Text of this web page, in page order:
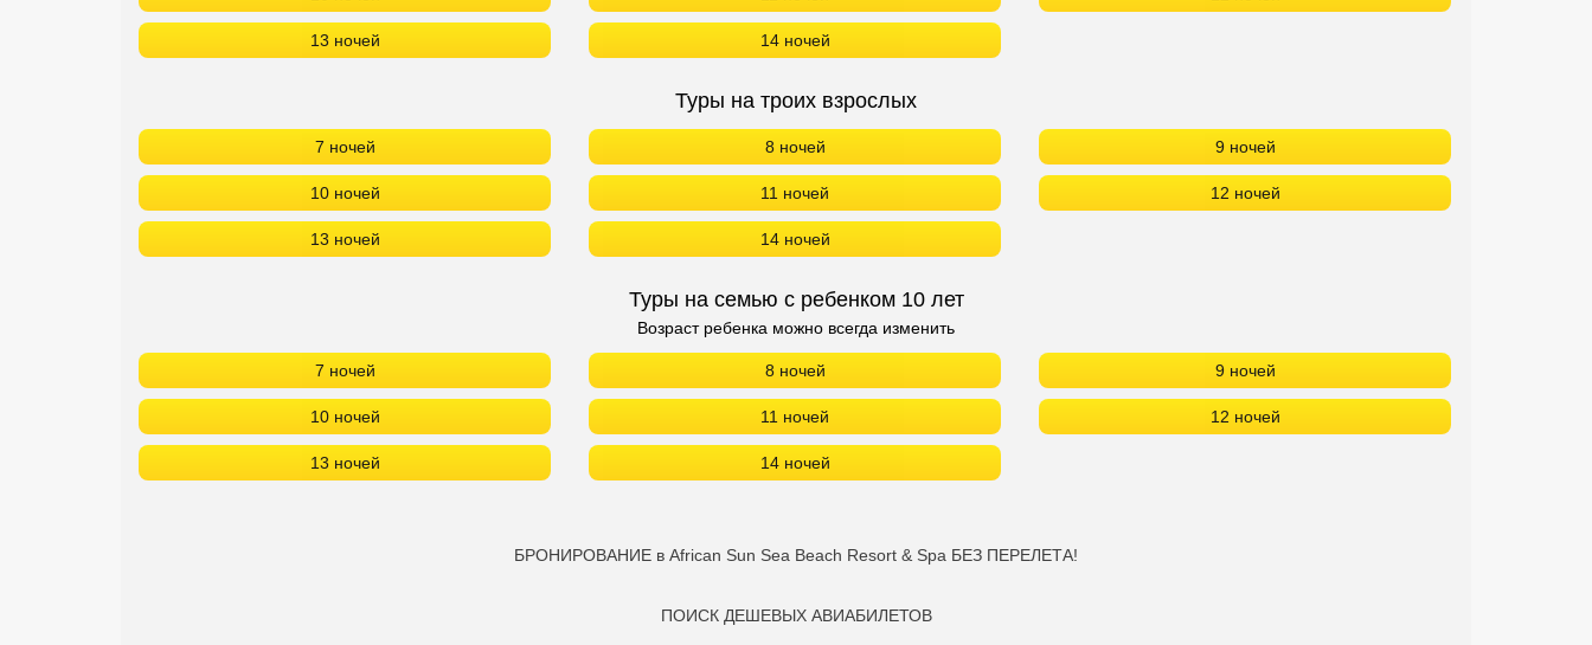
13 ночей 14 ночей
Туры на троих взрослых
7 ночей 8 ночей 9 ночей
10 ночей 11 ночей 12 ночей
13 ночей 14 ночей
Туры на семью с ребенком 10 лет
Возраст ребенка можно всегда изменить
7 ночей 8 ночей 9 ночей
10 ночей 11 ночей 12 ночей
13 ночей 14 ночей
БРОНИРОВАНИЕ в African Sun Sea Beach Resort & Spa БЕЗ ПЕРЕЛЕТА!
ПОИСК ДЕШЕВЫХ АВИАБИЛЕТОВ